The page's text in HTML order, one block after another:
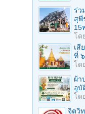
ร่ว
สุพี
15
โด
เสี
ที่
โด
ผ้า
อุบั
โด
จิตวิ